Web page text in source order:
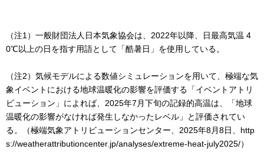
（注1）一般財団法人日本気象協会は、2022年以降、日最高気温 4
0℃以上の日を指す用語として「酷暑日」を使用している。
（注2）気候モデルによる数値シミュレーションを用いて、極端な気
象イベントにおける地球温暖化の影響を評価する「イベントアトリ
ビューション」によれば、2025年7月下旬の記録的高温は、「地球
温暖化の影響がなければ発生しなかったレベル」と評価されてい
る。（極端気象アトリビューションセンター、2025年8月8日、http
s://weatherattributioncenter.jp/analyses/extreme-heat-july2025/）